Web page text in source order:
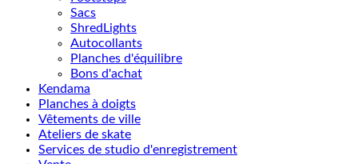
Sacs
ShredLights
Autocollants
Planches d'équilibre
Bons d'achat
Kendama
Planches à doigts
Vêtements de ville
Ateliers de skate
Services de studio d'enregistrement